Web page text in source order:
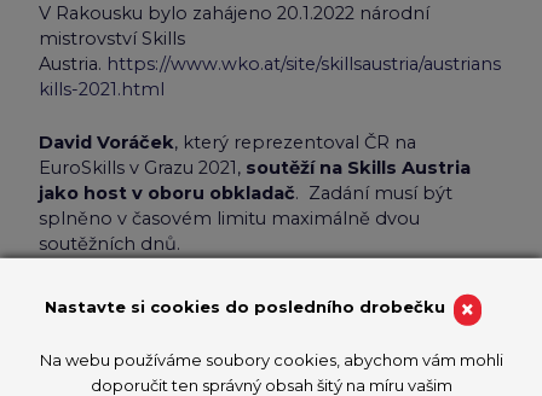
V Rakousku bylo zahájeno 20.1.2022 národní
mistrovství Skills
Austria. https://www.wko.at/site/skillsaustria/austrians
kills-2021.html
David Voráček, který reprezentoval ČR na
EuroSkills v Grazu 2021, soutěží na Skills Austria
jako host v oboru obkladač. Zadání musí být
splněno v časovém limitu maximálně dvou
soutěžních dnů.
×
Nastavte si cookies do posledního drobečku
Na webu používáme soubory cookies, abychom vám mohli
doporučit ten správný obsah šitý na míru vašim